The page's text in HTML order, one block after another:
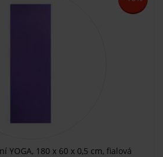
YOGA, 180 x 60 x 0,5 cm, fialová